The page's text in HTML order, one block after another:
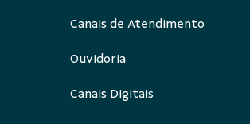
Canais de Atendimento
Ouvidoria
Canais Digitais